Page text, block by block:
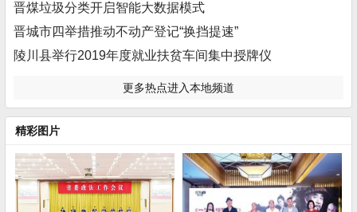
晋煤垃圾分类开启智能大数据模式
晋城市四举措推动不动产登记“换挡提速”
陵川县举行2019年度就业扶贫车间集中授牌仪
更多热点进入本地频道
精彩图片